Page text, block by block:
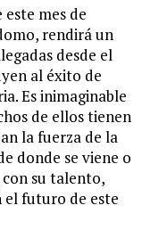
mes de
rendirá un
desde el
al éxito de
Es inimaginable
de ellos tienen
la fuerza de la
donde se viene o
su talento,
el futuro de este